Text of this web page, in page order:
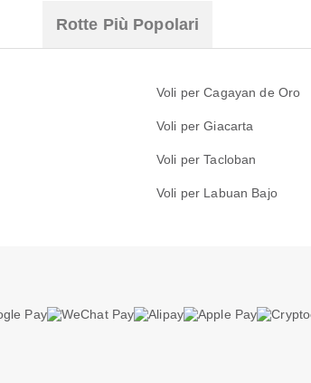
Rotte Più Popolari
Voli per Cagayan de Oro
Voli per Giacarta
Voli per Tacloban
Voli per Labuan Bajo